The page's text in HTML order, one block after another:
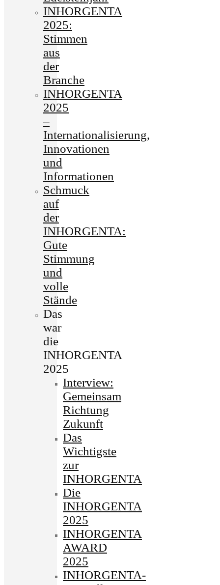
INHORGENTA
2025:
Stimmen
aus
der
Branche
INHORGENTA
2025
–
Internationalisierung,
Innovationen
und
Informationen
Schmuck
auf
der
INHORGENTA:
Gute
Stimmung
und
volle
Stände
Das
war
die
INHORGENTA
2025
Interview:
Gemeinsam
Richtung
Zukunft
Das
Wichtigste
zur
INHORGENTA
Die
INHORGENTA
2025
INHORGENTA
AWARD
2025
INHORGENTA-